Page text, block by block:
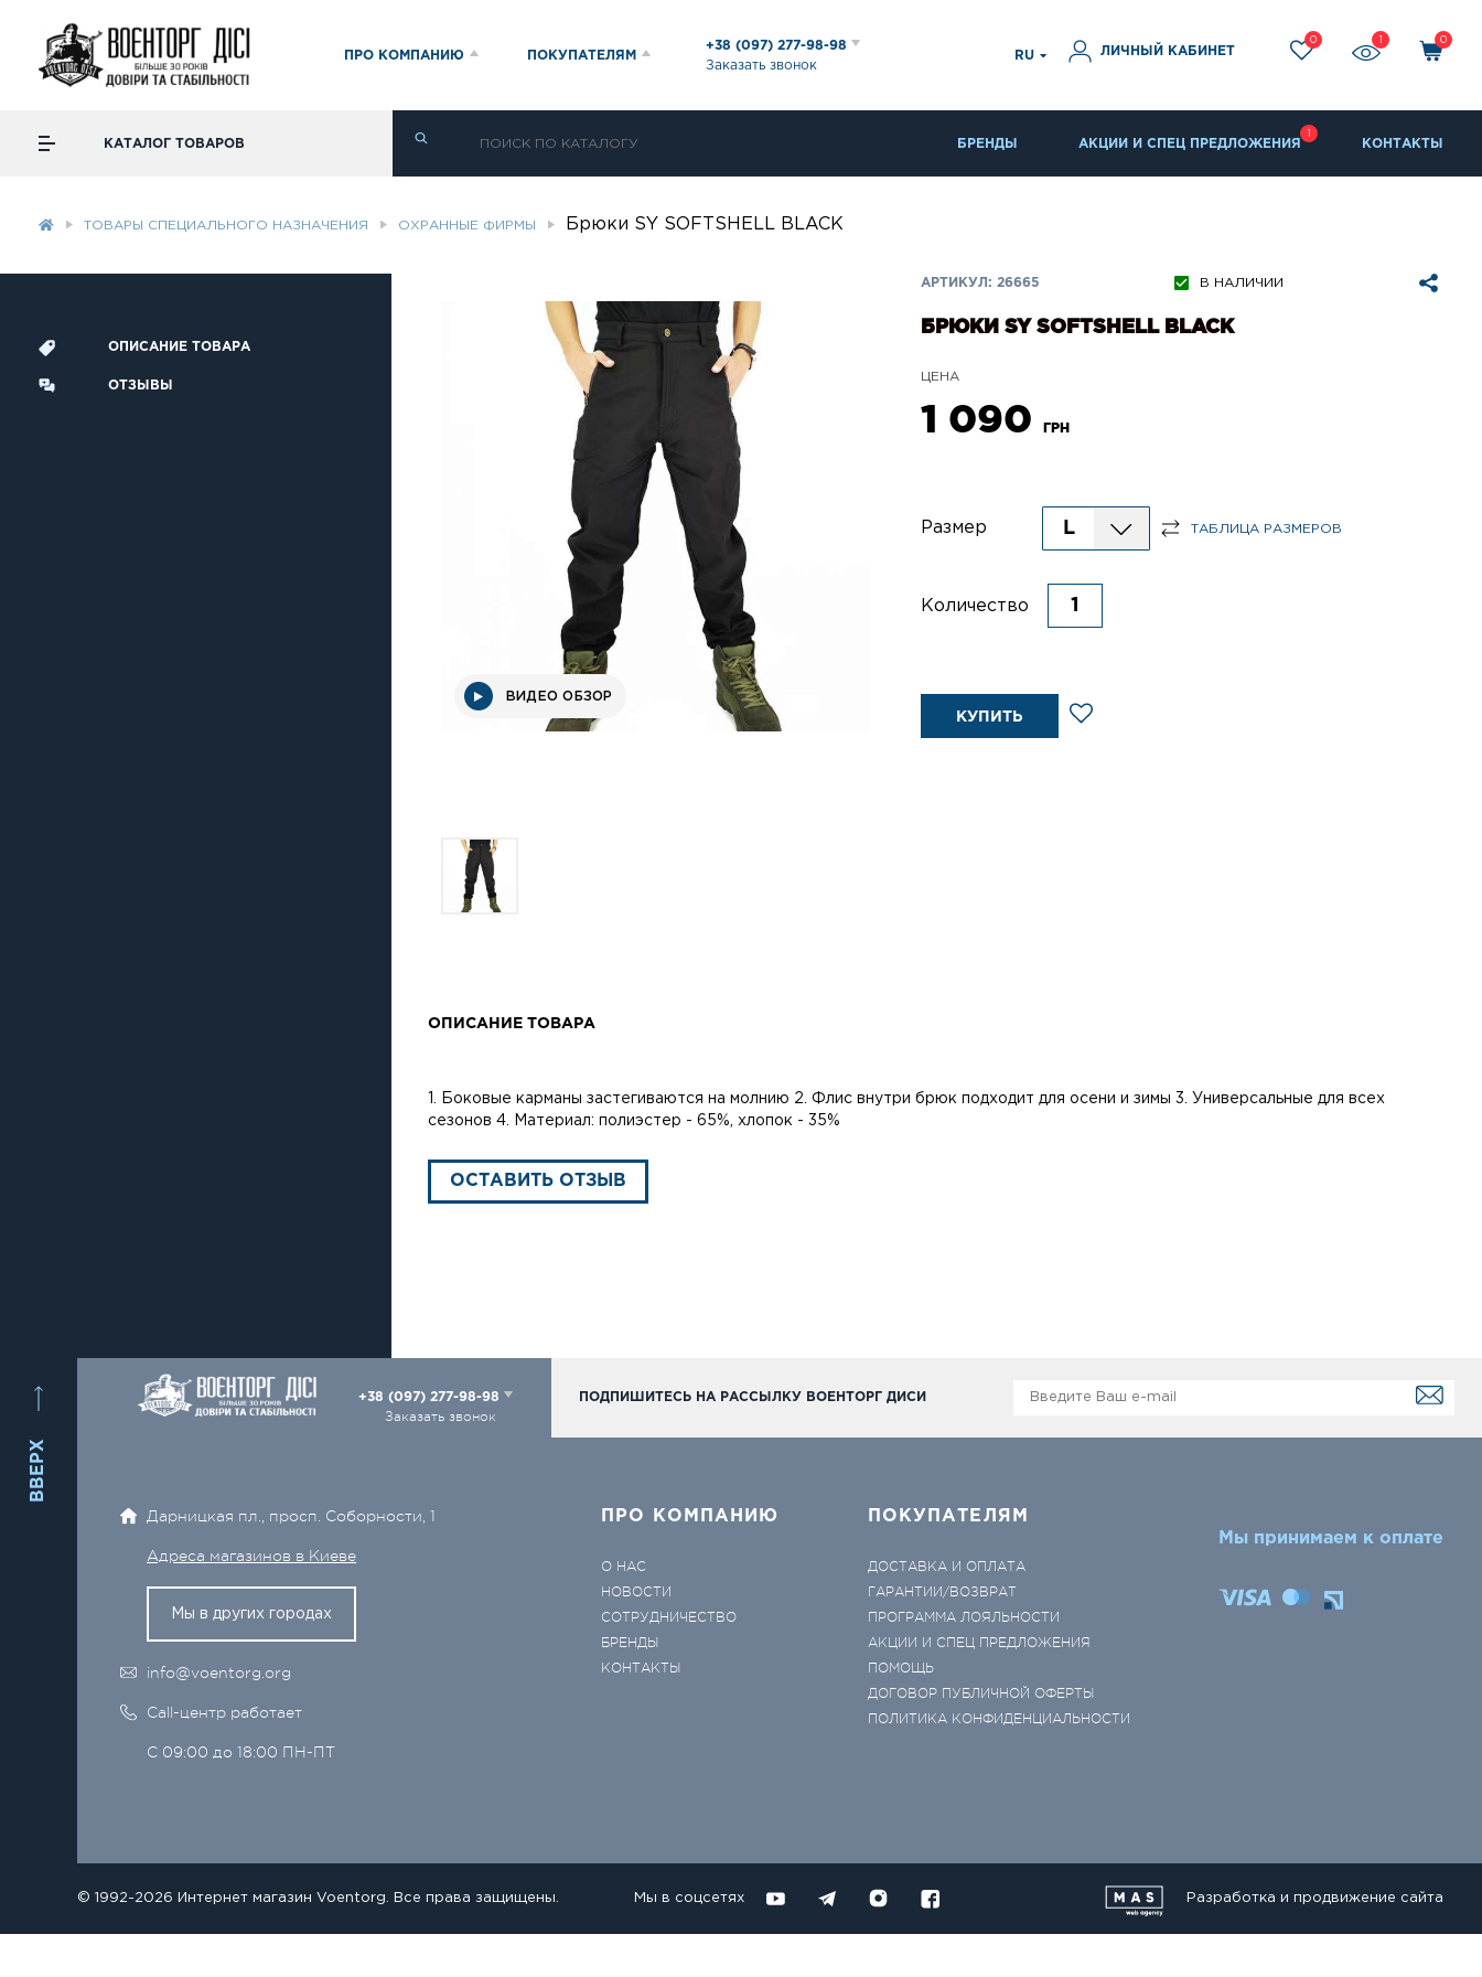
ПРО КОМПАНИЮ ПОКУПАТЕЛЯМ
+38 (097) 277-98-98
Заказать звонок
RU ЛИЧНЫЙ КАБИНЕТ
0 0
КАТАЛОГ ТОВАРОВ БРЕНДЫ АКЦИИ И СПЕЦ ПРЕДЛОЖЕНИЯ КОНТАКТЫ
ТОВАРЫ СПЕЦИАЛЬНОГО НАЗНАЧЕНИЯ ОХРАННЫЕ ФИРМЫ Брюки SY SOFTSHELL BLACK
ОПИСАНИЕ ТОВАРА
ОТЗЫВЫ
ВИДЕО ОБЗОР
АРТИКУЛ: 26665 В НАЛИЧИИ
БРЮКИ SY SOFTSHELL BLACK
ЦЕНА
1 090 ГРН
Размер L ТАБЛИЦА РАЗМЕРОВ
Количество
КУПИТЬ
ОПИСАНИЕ ТОВАРА
1. Боковые карманы застегиваются на молнию 2. Флис внутри брюк подходит для осени и зимы 3. Универсальные для всех
сезонов 4. Материал: полиэстер - 65%, хлопок - 35%
ОСТАВИТЬ ОТЗЫВ
ВВЕРХ
+38 (097) 277-98-98
Заказать звонок
ПОДПИШИТЕСЬ НА РАССЫЛКУ ВОЕНТОРГ ДИСИ
Дарницкая пл., просп. Соборности, 1
Адреса магазинов в Киеве
Мы в других городах
info@voentorg.org
Call-центр работает
С 09:00 до 18:00 ПН-ПТ
ПРО КОМПАНИЮ
О НАС
НОВОСТИ
СОТРУДНИЧЕСТВО
БРЕНДЫ
КОНТАКТЫ
ПОКУПАТЕЛЯМ
ДОСТАВКА И ОПЛАТА
ГАРАНТИИ/ВОЗВРАТ
ПРОГРАММА ЛОЯЛЬНОСТИ
АКЦИИ И СПЕЦ ПРЕДЛОЖЕНИЯ
ПОМОЩЬ
ДОГОВОР ПУБЛИЧНОЙ ОФЕРТЫ
ПОЛИТИКА КОНФИДЕНЦИАЛЬНОСТИ
Мы принимаем к оплате
© 1992-2026 Интернет магазин Voentorg. Все права защищены. Мы в соцсетях Разработка и продвижение сайта